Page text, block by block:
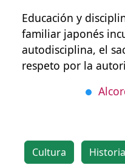
Educación y
familiar japonés
autodisciplina, el
respeto por la
Cultura Historia